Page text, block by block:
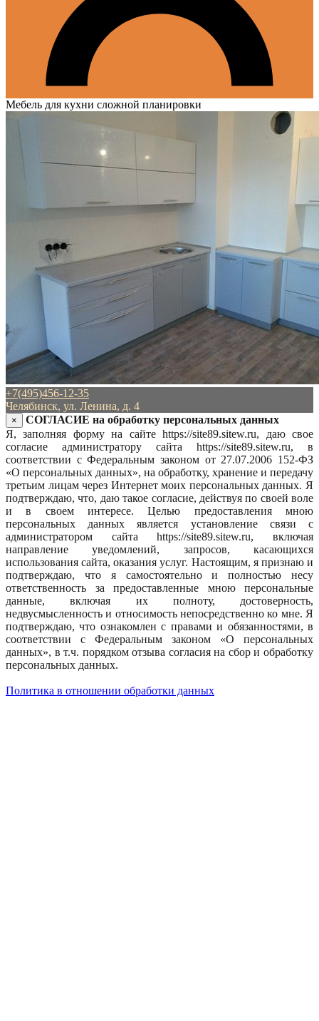
Мебель для кухни сложной планировки
+7(495)456-12-35
Челябинск, ул. Ленина, д. 4
×
СОГЛАСИЕ на обработку персональных данных
Я, заполняя форму на сайте https://site89.sitew.ru, даю свое
согласие администратору сайта https://site89.sitew.ru, в
соответствии с Федеральным законом от 27.07.2006 152-ФЗ
«О персональных данных», на обработку, хранение и передачу
третьим лицам через Интернет моих персональных данных. Я
подтверждаю, что, даю такое согласие, действуя по своей воле
и в своем интересе. Целью предоставления мною
персональных данных является установление связи с
администратором сайта https://site89.sitew.ru, включая
направление уведомлений, запросов, касающихся
использования сайта, оказания услуг. Настоящим, я признаю и
подтверждаю, что я самостоятельно и полностью несу
ответственность за предоставленные мною персональные
данные, включая их полноту, достоверность,
недвусмысленность и относимость непосредственно ко мне. Я
подтверждаю, что ознакомлен с правами и обязанностями, в
соответствии с Федеральным законом «О персональных
данных», в т.ч. порядком отзыва согласия на сбор и обработку
персональных данных.
Политика в отношении обработки данных